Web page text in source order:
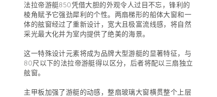
法拉帝游艇850凭借大胆的外观令人过目不忘，锋利的
棱角赋予它强劲犀利的个性。两扇梯形的船体大窗和一
体的舷窗经过了重新设计，宽大且极富流线感，将自然
采光最大化并为室内提供了绝美的海景。
这一特殊设计元素将成为品牌大型游艇的显著特征，与
80尺以下的法拉帝游艇得以区分，后者将配以三扇独立
舷窗。
主甲板加强了游艇的动感，整扇玻璃大窗横贯整个上层